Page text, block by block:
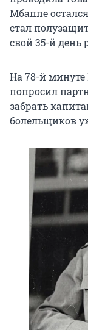
Мбаппе
стал
свой 35-й день
На 78-й
попросил
забрать
болельщиков